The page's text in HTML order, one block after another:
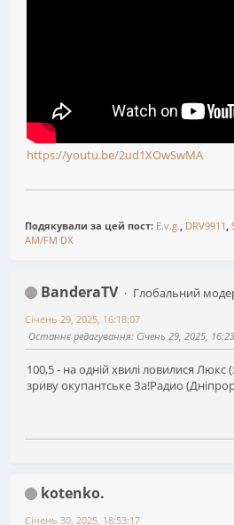
https://youtu.be/2ud1XOwSwMA
Подякували за цей пост: E.v.g. DRV9911
AM/FM DX
BanderaTV
Глобальний
Січень 29, 2025, 16:18:07
Останнє редагування: Січень 29, 2025,
100,5 - на одній хвилі ловилися Люкс
зриву окупантське За!Радио
kotenko.
Січень 30, 2025, 18:53:17